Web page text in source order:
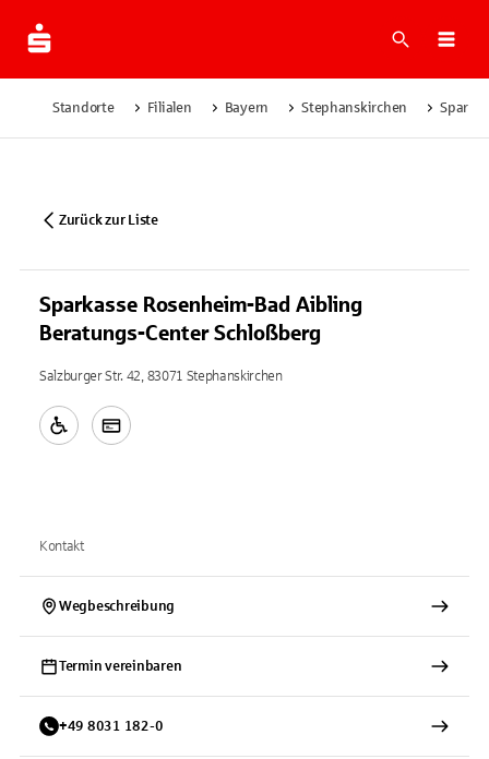
Suche
Standorte Filialen Bayern Stephanskirchen
Zurück zur Liste
Sparkasse Rosenheim-Bad Aibling
Beratungs-Center Schloßberg
Salzburger Str. 42, 83071 Stephanskirchen
Kontakt
Wegbeschreibung
Termin vereinbaren
+49 8031 182-0